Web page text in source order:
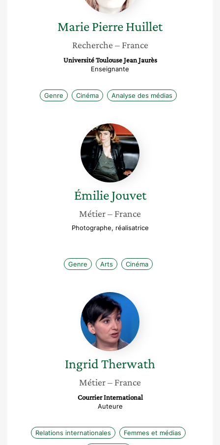
Marie PierreHuillet
Recherche – France
Université Toulouse Jean Jaurès
Enseignante
Genre Cinéma Analyse des médias
Émilie
Jouvet
Émilie Jouvet
Métier– France
Photographe, réalisatrice
Genre Arts Cinéma
Ingrid
Therwath
IngridTherwath
Métier– France
Courrier International
Auteure
Relations internationales Femmes et médias